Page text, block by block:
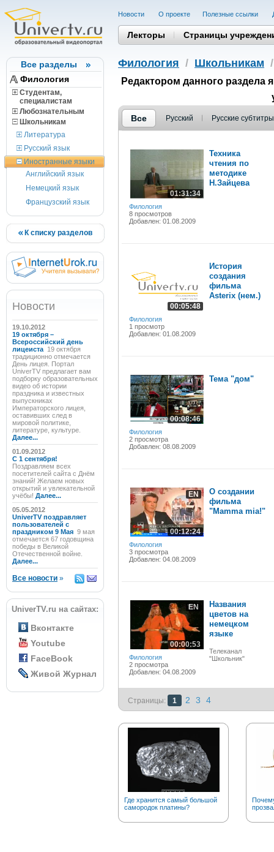
Все разделы
Филология
Студентам,
cпециалистам
Любознательным
Школьникам
Литература
Русский язык
Иностранные языки
Английский язык
Немецкий язык
Французский язык
К списку разделов
Новости
19.10.2012
19 октября –
Всероссийский день
лицеиста 19 октября
традиционно отмечается
День лицея. Портал
UniverTV предлагает вам
подборку образовательных
видео об истории
праздника и известных
выпускниках
Императорского лицея,
оставивших след в
мировой политике,
литературе, культуре.
Далее...
01.09.2012
C 1 сентября!
Поздравляем всех
посетителей сайта с Днём
знаний! Желаем новых
открытий и увлекательной
учёбы! Далее...
05.05.2012
UniverTV поздравляет
пользователей с
праздником 9 Мая 9 мая
отмечается 67 годовщина
победы в Великой
Отечественной войне.
Далее...
Все новости »
UniverTV.ru на сайтах:
Вконтакте
Youtube
FaceBook
Живой Журнал
Новости О проекте Полезные cсылки
Лекторы Страницы
Филология / Школьникам
Редактором данного раздела
Все Русский Русские субтитры
01:31:34
Филология
8 просмотров
Добавлен: 01.08.2009
Техника
чтения по
методике
Н.Зайцева
00:05:48
Филология
1 просмотр
Добавлен: 01.08.2009
История
создания
фильма
Asterix (нем.)
00:08:46
Филология
2 просмотра
Добавлен: 08.08.2009
Тема "дом"
EN
00:12:24
Филология
3 просмотра
Добавлен: 04.08.2009
О создании
фильма
"Mamma mia!"
EN
00:00:53
Филология
2 просмотра
Добавлен: 04.08.2009
Названия
цветов на
немецком
языке
Телеканал
"Школьник"
Страницы: 1 2 3 4
Где хранится самый большой
самородок платины?